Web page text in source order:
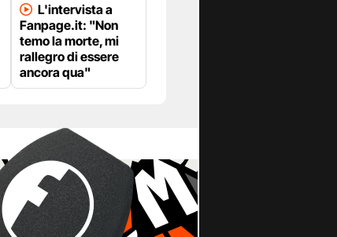
L'intervista a
Fanpage.it: "Non
temo la morte, mi
rallegro di essere
ancora qua"